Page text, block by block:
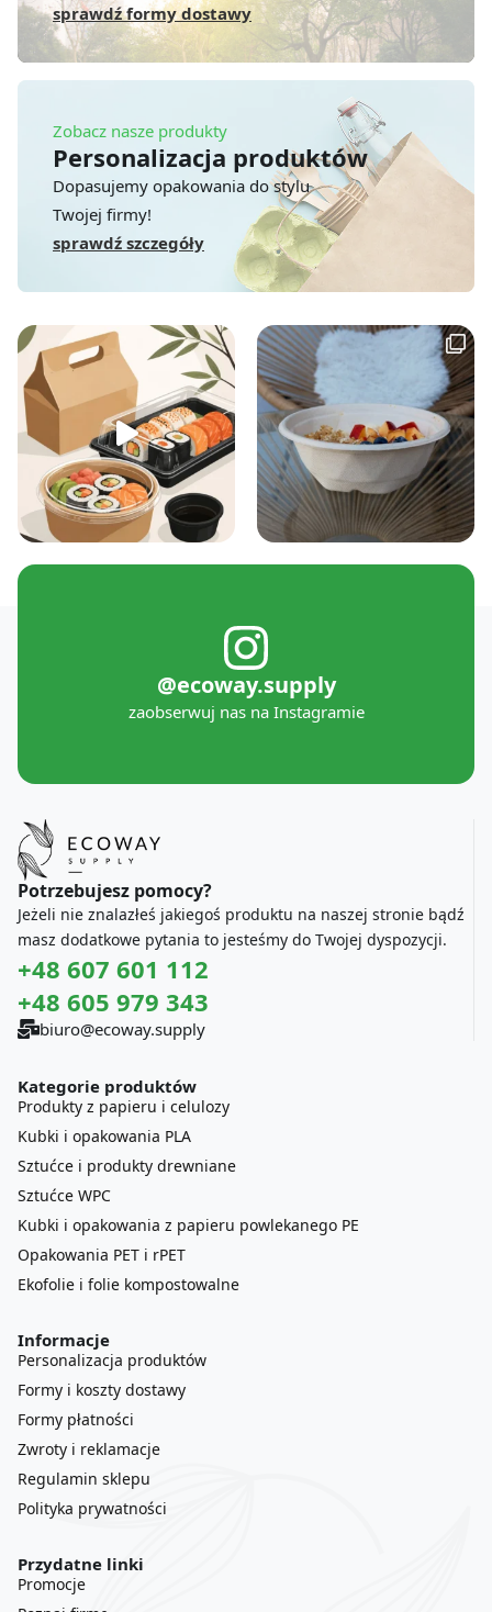
sprawdź formy dostawy
Zobacz nasze produkty
Personalizacja produktów
Dopasujemy opakowania do stylu
Twojej firmy!
sprawdź szczegóły
@ecoway.supply
zaobserwuj nas na Instagramie
Potrzebujesz pomocy?
Jeżeli nie znalazłeś jakiegoś produktu na naszej stronie bądź
masz dodatkowe pytania to jesteśmy do Twojej dyspozycji.
+48 607 601 112
+48 605 979 343
biuro@ecoway.supply
Kategorie produktów
Produkty z papieru i celulozy
Kubki i opakowania PLA
Sztućce i produkty drewniane
Sztućce WPC
Kubki i opakowania z papieru powlekanego PE
Opakowania PET i rPET
Ekofolie i folie kompostowalne
Informacje
Personalizacja produktów
Formy i koszty dostawy
Formy płatności
Zwroty i reklamacje
Regulamin sklepu
Polityka prywatności
Przydatne linki
Promocje